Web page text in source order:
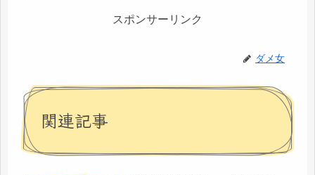
スポンサーリンク
ダメ女
関連記事